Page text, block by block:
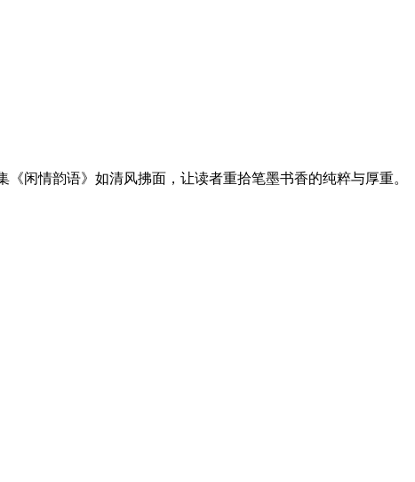
闲情韵语》如清风拂面，让读者重拾笔墨书香的纯粹与厚重。